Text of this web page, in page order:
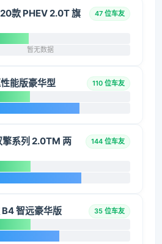
款 PHEV 2.0T 旗
47 位车友
暂无数据
能版豪华型 110 位车友
系列 2.0TM 两
144 位车友
智远豪华版 35 位车友